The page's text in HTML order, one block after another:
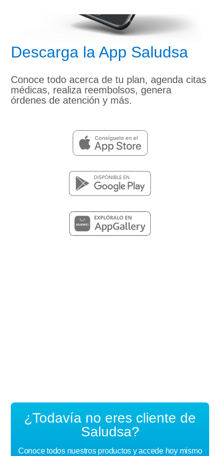
Descarga la App Saludsa
Conoce todo acerca de tu plan, agenda citas
médicas, realiza reembolsos, genera
órdenes de atención y más.
¿Todavía no eres cliente de
Saludsa?
Conoce todos nuestros productos y accede hoy mismo